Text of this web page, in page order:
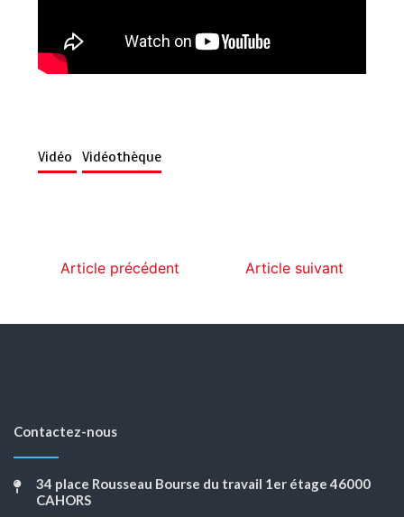
Vidéo Vidéothèque
Article précédent Article suivant
Contactez-nous
34 place Rousseau Bourse du travail 1er étage 46000
CAHORS